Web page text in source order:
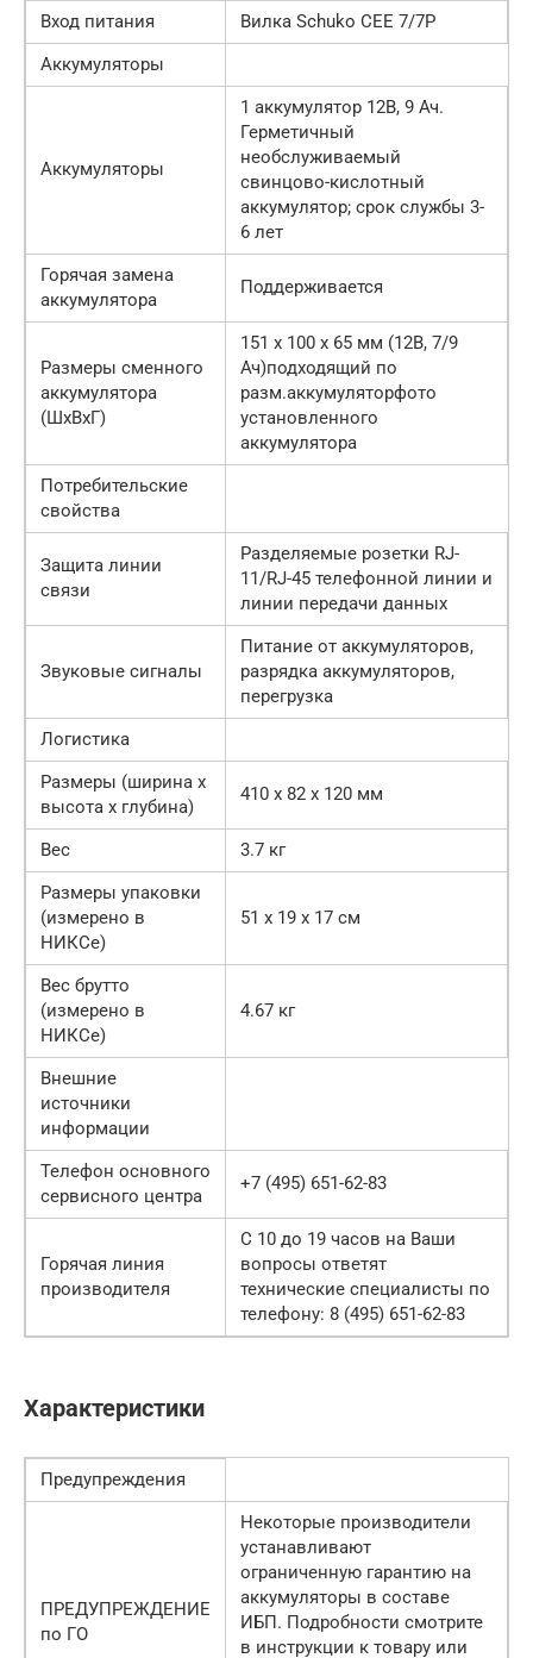
Вход питания
Вилка Schuko CEE 7/7P
Аккумуляторы
Аккумуляторы
1 аккумулятор 12В, 9 Ач.
Герметичный
необслуживаемый
свинцово-кислотный
аккумулятор; срок службы 3-
6 лет
Горячая замена
аккумулятора
Поддерживается
Размеры сменного
аккумулятора
(ШхВхГ)
151 х 100 х 65 мм (12В, 7/9
Ач)подходящий по
разм.аккумуляторфото
установленного
аккумулятора
Потребительские
свойства
Защита линии
связи
Разделяемые розетки RJ-
11/RJ-45 телефонной линии и
линии передачи данных
Звуковые сигналы
Питание от аккумуляторов,
разрядка аккумуляторов,
перегрузка
Логистика
Размеры (ширина x
высота x глубина)
410 x 82 x 120 мм
Вес
3.7 кг
Размеры упаковки
(измерено в
НИКСе)
51 x 19 x 17 см
Вес брутто
(измерено в
НИКСе)
4.67 кг
Внешние
источники
информации
Телефон основного
сервисного центра
+7 (495) 651-62-83
Горячая линия
производителя
С 10 до 19 часов на Ваши
вопросы ответят
технические специалисты по
телефону: 8 (495) 651-62-83
Характеристики
Предупреждения
ПРЕДУПРЕЖДЕНИЕ
по ГО
Некоторые производители
устанавливают
ограниченную гарантию на
аккумуляторы в составе
ИБП. Подробности смотрите
в инструкции к товару или